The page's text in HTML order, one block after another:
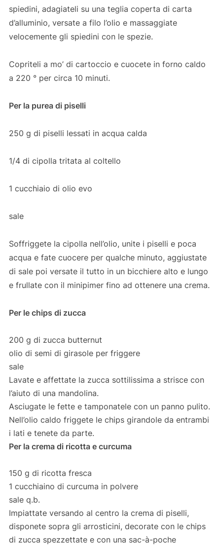
spiedini, adagiateli su una teglia coperta di carta
d’alluminio, versate a filo l’olio e massaggiate
velocemente gli spiedini con le spezie.
Copriteli a mo’ di cartoccio e cuocete in forno caldo
a 220 ° per circa 10 minuti.
Per la purea di piselli
250 g di piselli lessati in acqua calda
1/4 di cipolla tritata al coltello
1 cucchiaio di olio evo
sale
Soffriggete la cipolla nell’olio, unite i piselli e poca
acqua e fate cuocere per qualche minuto, aggiustate
di sale poi versate il tutto in un bicchiere alto e lungo
e frullate con il minipimer fino ad ottenere una crema.
Per le chips di zucca
200 g di zucca butternut
olio di semi di girasole per friggere
sale
Lavate e affettate la zucca sottilissima a strisce con
l’aiuto di una mandolina.
Asciugate le fette e tamponatele con un panno pulito.
Nell’olio caldo friggete le chips girandole da entrambi
i lati e tenete da parte.
Per la crema di ricotta e curcuma
150 g di ricotta fresca
1 cucchiaino di curcuma in polvere
sale q.b.
Impiattate versando al centro la crema di piselli,
disponete sopra gli arrosticini, decorate con le chips
di zucca spezzettate e con una sac-à-poche